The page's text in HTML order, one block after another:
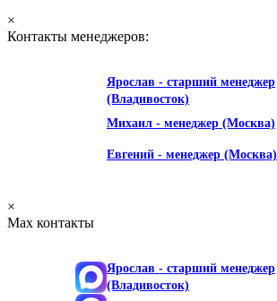
×
Контакты менеджеров:
Ярослав - старший менеджер
(Владивосток)
Михаил - менеджер (Москва)
Евгений - менеджер (Москва)
×
Max контакты
Ярослав - старший менеджер
(Владивосток)